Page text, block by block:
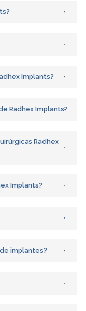
Implants?
Radhex Implants?
Radhex
Implants?
implantes?